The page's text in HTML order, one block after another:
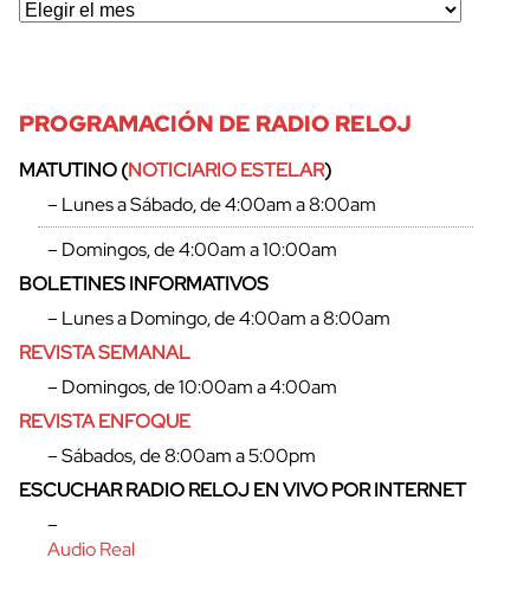
PROGRAMACIÓN DE RADIO RELOJ
MATUTINO (NOTICIARIO ESTELAR)
– Lunes a Sábado, de 4:00am a 8:00am
– Domingos, de 4:00am a 10:00am
BOLETINES INFORMATIVOS
– Lunes a Domingo, de 4:00am a 8:00am
REVISTA SEMANAL
– Domingos, de 10:00am a 4:00am
REVISTA ENFOQUE
– Sábados, de 8:00am a 5:00pm
ESCUCHAR RADIO RELOJ EN VIVO POR INTERNET
–
Audio Real